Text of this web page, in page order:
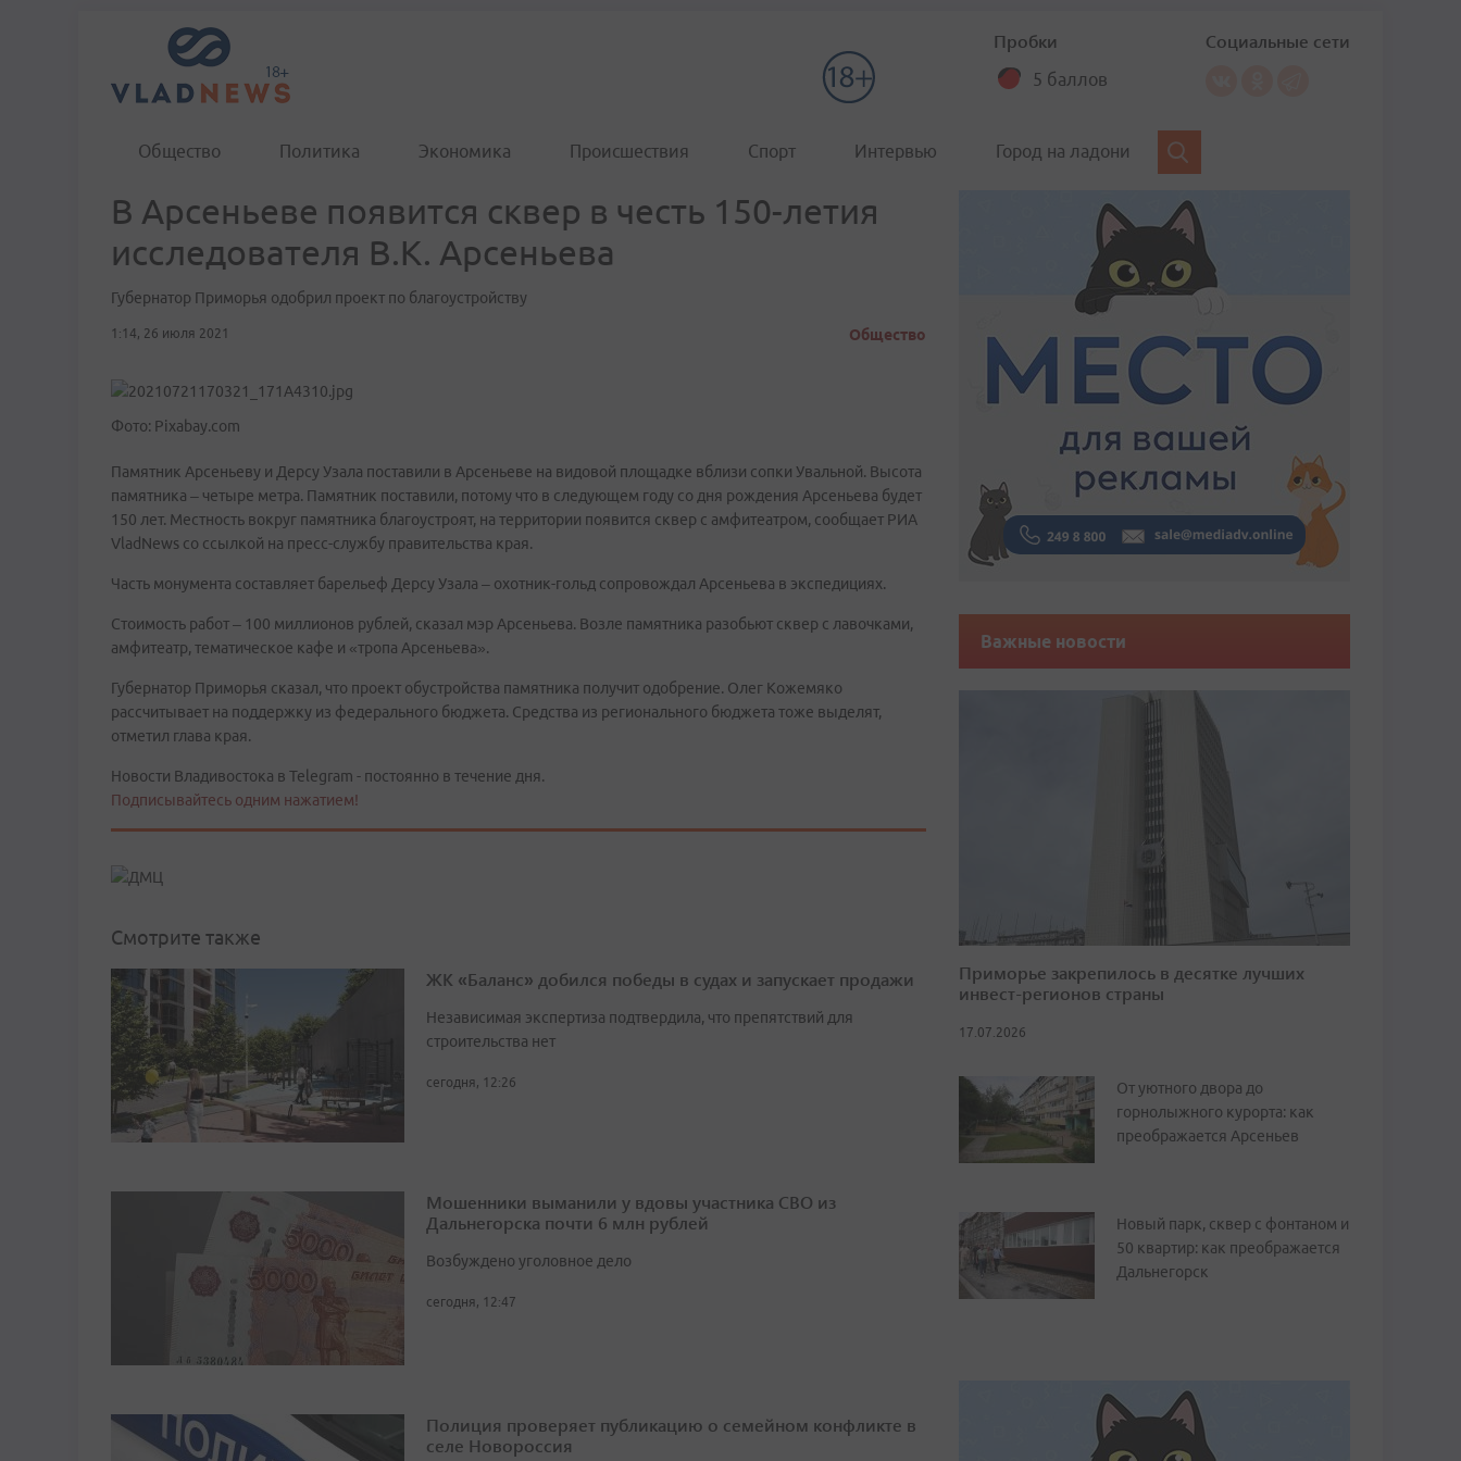
Пробки
5 баллов
Социальные сети
Общество Политика Экономика Происшествия Спорт Интервью Город на ладони
В Арсеньеве появится сквер в честь 150-летия
исследователя В.К. Арсеньева
Губернатор Приморья одобрил проект по благоустройству
1:14, 26 июля 2021 Общество
Фото: Pixabay.com
Памятник Арсеньеву и Дерсу Узала поставили в Арсеньеве на видовой площадке вблизи сопки Увальной. Высота
памятника – четыре метра. Памятник поставили, потому что в следующем году со дня рождения Арсеньева будет
150 лет. Местность вокруг памятника благоустроят, на территории появится сквер с амфитеатром, сообщает РИА
VladNews со ссылкой на пресс-службу правительства края.
Часть монумента составляет барельеф Дерсу Узала – охотник-гольд сопровождал Арсеньева в экспедициях.
Стоимость работ – 100 миллионов рублей, сказал мэр Арсеньева. Возле памятника разобьют сквер с лавочками,
амфитеатр, тематическое кафе и «тропа Арсеньева».
Губернатор Приморья сказал, что проект обустройства памятника получит одобрение. Олег Кожемяко
рассчитывает на поддержку из федерального бюджета. Средства из регионального бюджета тоже выделят,
отметил глава края.
Новости Владивостока в Telegram - постоянно в течение дня.
Подписывайтесь одним нажатием!
Смотрите также
ЖК «Баланс» добился победы в судах и запускает продажи
Независимая экспертиза подтвердила, что препятствий для
строительства нет
сегодня, 12:26
Мошенники выманили у вдовы участника СВО из
Дальнегорска почти 6 млн рублей
Возбуждено уголовное дело
сегодня, 12:47
Полиция проверяет публикацию о семейном конфликте в
селе Новороссия
Важные новости
Приморье закрепилось в десятке лучших
инвест-регионов страны
17.07.2026
От уютного двора до
горнолыжного курорта: как
преображается Арсеньев
Новый парк, сквер с фонтаном и
50 квартир: как преображается
Дальнегорск